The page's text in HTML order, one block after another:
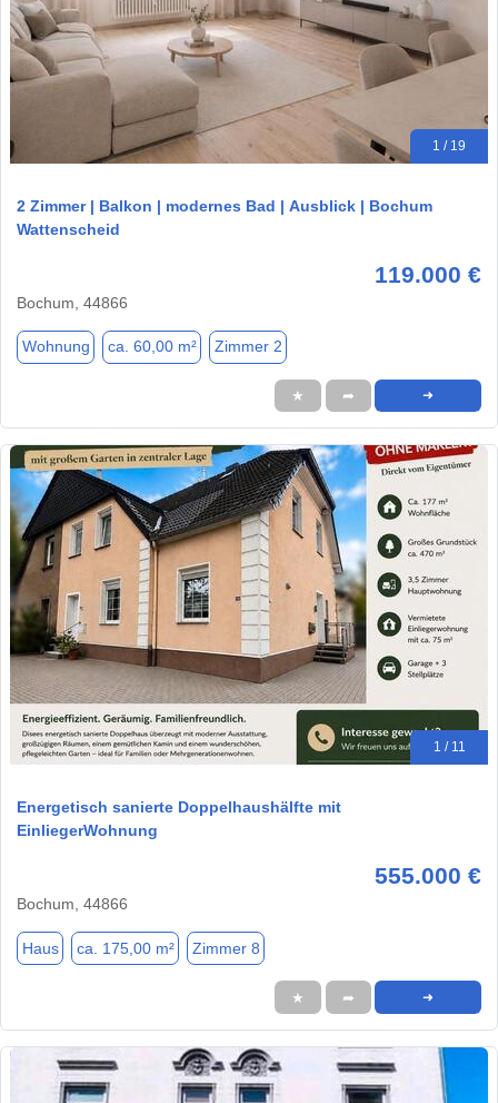
1 / 19
2 Zimmer | Balkon | modernes Bad | Ausblick | Bochum
Wattenscheid
119.000 €
Bochum, 44866
Wohnung ca. 60,00 m² Zimmer 2
★ ➦ ➜
1 / 11
Energetisch sanierte Doppelhaushälfte mit
EinliegerWohnung
555.000 €
Bochum, 44866
Haus ca. 175,00 m² Zimmer 8
★ ➦ ➜